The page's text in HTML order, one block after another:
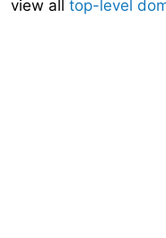
view all top-level